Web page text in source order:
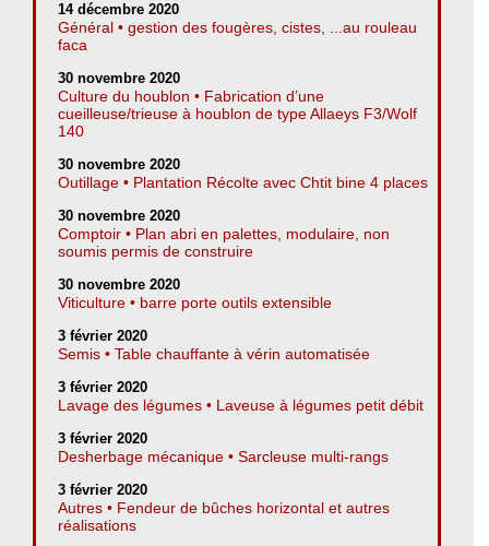
14 décembre 2020
Général • gestion des fougères, cistes, ...au rouleau
faca
30 novembre 2020
Culture du houblon • Fabrication d’une
cueilleuse/trieuse à houblon de type Allaeys F3/Wolf
140
30 novembre 2020
Outillage • Plantation Récolte avec Chtit bine 4 places
30 novembre 2020
Comptoir • Plan abri en palettes, modulaire, non
soumis permis de construire
30 novembre 2020
Viticulture • barre porte outils extensible
3 février 2020
Semis • Table chauffante à vérin automatisée
3 février 2020
Lavage des légumes • Laveuse à légumes petit débit
3 février 2020
Desherbage mécanique • Sarcleuse multi-rangs
3 février 2020
Autres • Fendeur de bûches horizontal et autres
réalisations